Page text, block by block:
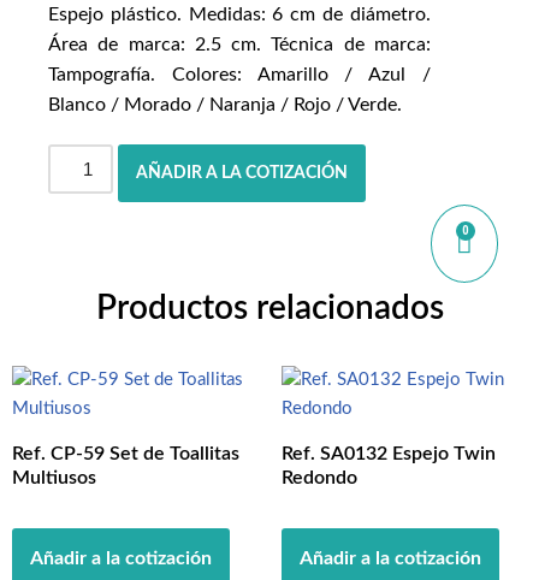
0
Espejo plástico. Medidas: 6 cm de diámetro.
Área de marca: 2.5 cm. Técnica de marca:
Tampografía. Colores: Amarillo / Azul /
Blanco / Morado / Naranja / Rojo / Verde.
AÑADIR A LA COTIZACIÓN
Productos relacionados
Ref. CP-59 Set de Toallitas
Multiusos
Añadir a la cotización
Ref. SA0132 Espejo Twin
Redondo
Añadir a la cotización